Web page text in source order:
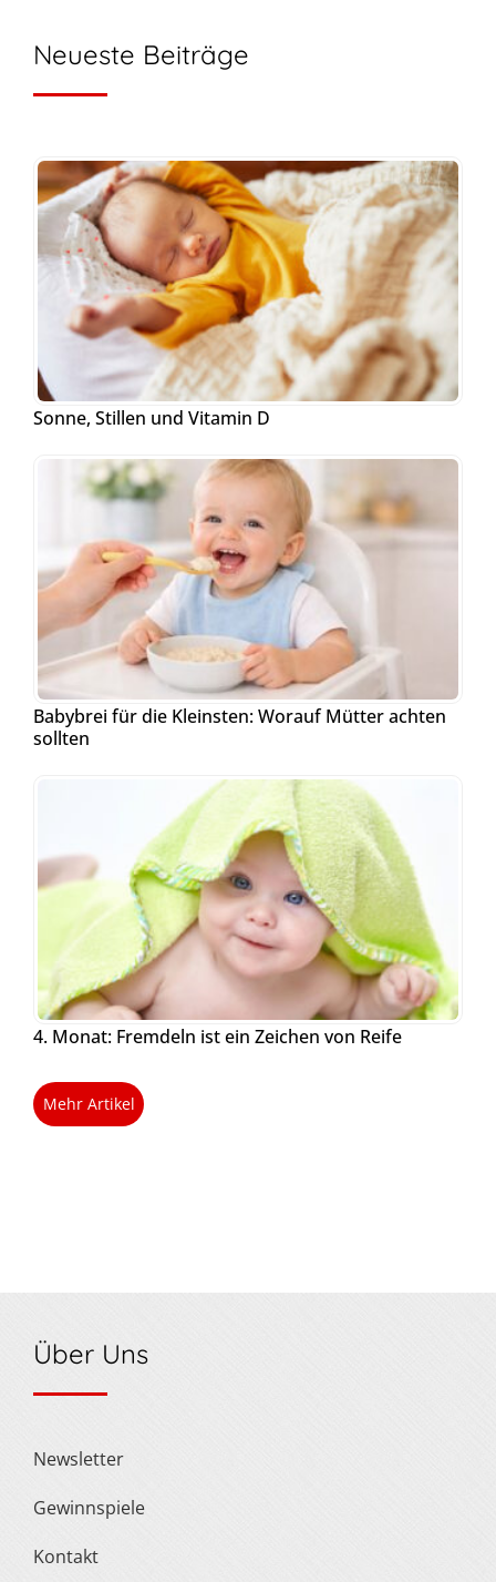
Neueste Beiträge
Sonne, Stillen und Vitamin D
Babybrei für die Kleinsten: Worauf Mütter achten
sollten
4. Monat: Fremdeln ist ein Zeichen von Reife
Mehr Artikel
Über Uns
Newsletter
Gewinnspiele
Kontakt